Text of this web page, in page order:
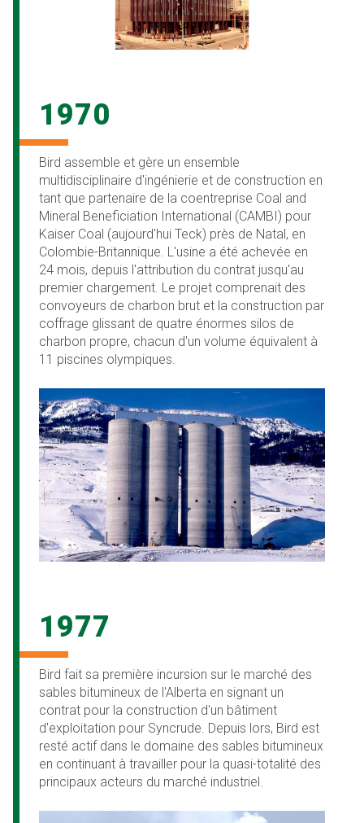
1970
Bird assemble et gère un ensemble
multidisciplinaire d'ingénierie et de construction en
tant que partenaire de la coentreprise Coal and
Mineral Beneficiation International (CAMBI) pour
Kaiser Coal (aujourd'hui Teck) près de Natal, en
Colombie-Britannique. L'usine a été achevée en
24 mois, depuis l'attribution du contrat jusqu'au
premier chargement. Le projet comprenait des
convoyeurs de charbon brut et la construction par
coffrage glissant de quatre énormes silos de
charbon propre, chacun d'un volume équivalent à
11 piscines olympiques.
1977
Bird fait sa première incursion sur le marché des
sables bitumineux de l'Alberta en signant un
contrat pour la construction d'un bâtiment
d'exploitation pour Syncrude. Depuis lors, Bird est
resté actif dans le domaine des sables bitumineux
en continuant à travailler pour la quasi-totalité des
principaux acteurs du marché industriel.